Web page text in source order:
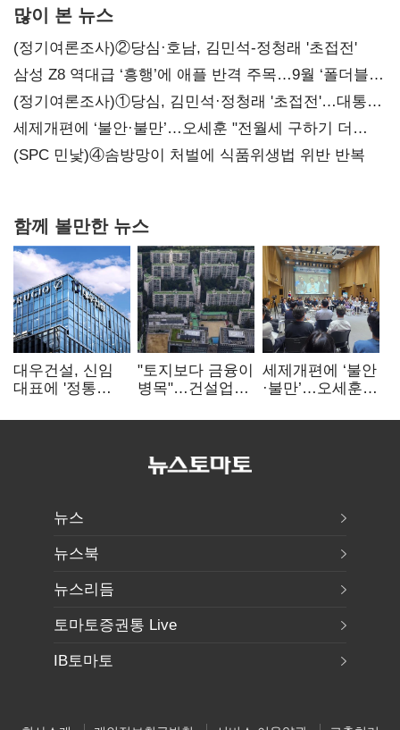
많이 본 뉴스
(정기여론조사)②당심·호남, 김민석-정청래 '초접전'
삼성 Z8 역대급 ‘흥행’에 애플 반격 주목…9월 ‘폴더블
대전’
(정기여론조사)①당심, 김민석·정청래 '초접전'…대통령
지지도 '50% 아래로'(종합)
세제개편에 ‘불안·불만’…오세훈 "전월세 구하기 더
힘들어질 것"
(SPC 민낯)④솜방망이 처벌에 식품위생법 위반 반복
함께 볼만한 뉴스
대우건설, 신임
대표에 '정통
부사장 내정
"토지보다 금융이
병목"…건설업계,
해소 목소리
세제개편에 ‘불안
·불만’…오세훈
더 힘들어질 것"
뉴스
뉴스북
뉴스리듬
토마토증권통 Live
IB토마토